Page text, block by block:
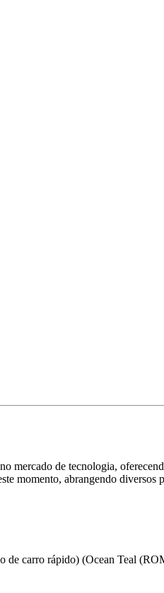
mercado de tecnologia,
momento, abrangendo diversos
carro rápido) (Ocean Teal